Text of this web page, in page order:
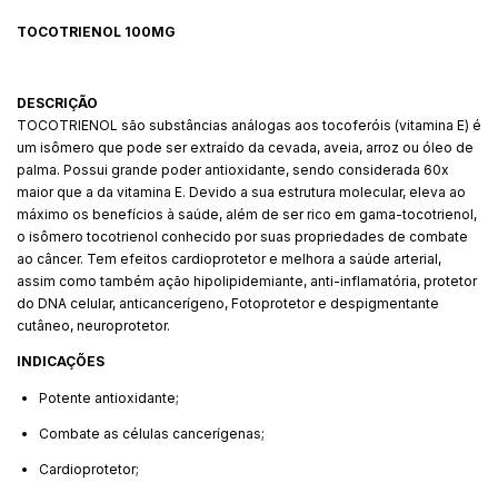
TOCOTRIENOL 100MG
DESCRIÇÃO
TOCOTRIENOL são substâncias análogas aos tocoferóis (vitamina E) é
um isômero que pode ser extraído da cevada, aveia, arroz ou óleo de
palma. Possui grande poder antioxidante, sendo considerada 60x
maior que a da vitamina E. Devido a sua estrutura molecular, eleva ao
máximo os benefícios à saúde, além de ser rico em gama-tocotrienol,
o isômero tocotrienol conhecido por suas propriedades de combate
ao câncer. Tem efeitos cardioprotetor e melhora a saúde arterial,
assim como também ação hipolipidemiante, anti-inflamatória, protetor
do DNA celular, anticancerígeno, Fotoprotetor e despigmentante
cutâneo, neuroprotetor.
INDICAÇÕES
Potente antioxidante;
Combate as células cancerígenas;
Cardioprotetor;